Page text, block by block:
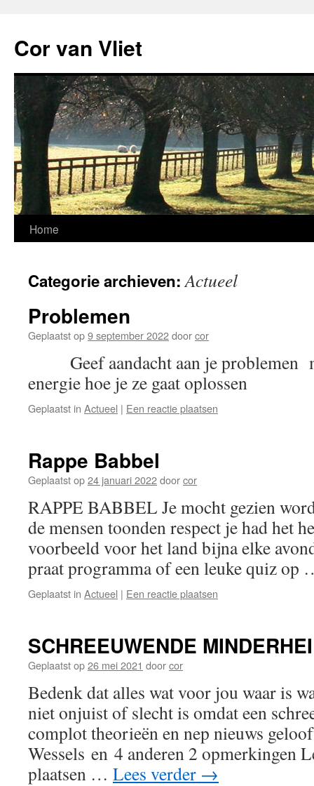
de
inhoud
Cor van Vliet
Home
Categorie archieven:Actueel
Problemen
Geplaatst op9 september 2022doorcor
Geef aandacht aan je problemen
energie hoe je ze gaat oplossen
Geplaatst in Actueel | Een reactie plaatsen
Rappe Babbel
Geplaatst op24 januari 2022doorcor
RAPPE BABBEL Je mocht gezien
de mensen toonden respect je had het
voorbeeld voor het land bijna elke
praat programma of een leuke quiz
Geplaatst in Actueel | Een reactie plaatsen
SCHREEUWENDE
Geplaatst op26 mei 2021 doorcor
Bedenk dat alles wat voor jou waar is
niet onjuist of slecht is omdat een
complot theorieën en nep nieuws
Wessels en 4 anderen 2 opmerkingen
plaatsen … Lees verder →